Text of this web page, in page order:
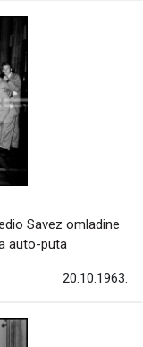
Savez omladine
auto-puta
20.10.1963.